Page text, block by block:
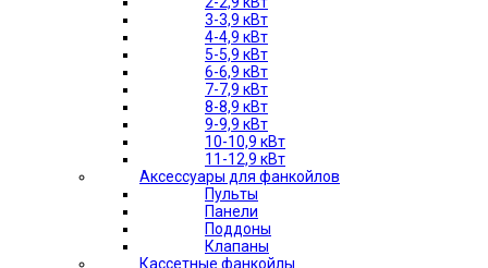
3-3,9 кВт
4-4,9 кВт
5-5,9 кВт
6-6,9 кВт
7-7,9 кВт
8-8,9 кВт
9-9,9 кВт
10-10,9 кВт
11-12,9 кВт
Аксессуары для фанкойлов
Пульты
Панели
Поддоны
Клапаны
Кассетные фанкойлы